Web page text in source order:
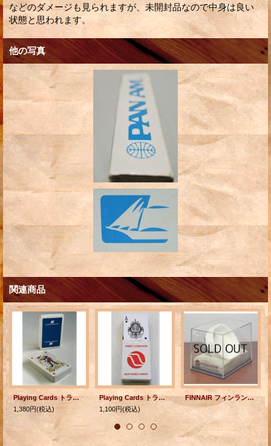
などのダメージも見られますが、未開封品なので中身は良い
状態と思われます。
他の写真
関連商品
Playing Cards トランプ UNITED AIRLINES ユナイテッド航空 Blue Box MADE IN HONG KONG
1,380円(税込)
Playing Cards トランプ NORTHWEST ORIENT ノースウエストオリエント航空 MICHAUD R.O.C.
1,100円(税込)
FINNAIR フィンランド航空 ARABIA FINLAND アラビア フィンランド デザイン Heikki Orvola 陶器製ミニ灰皿